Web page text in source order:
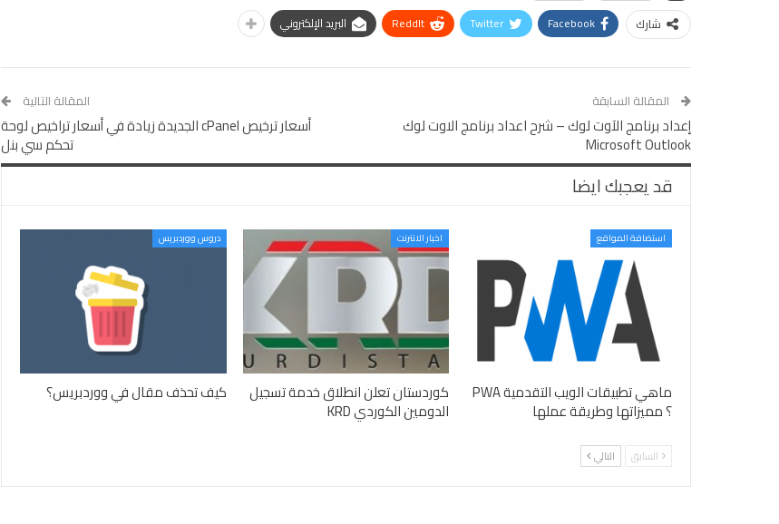
شارك Facebook
Twitter
ReddIt البريد الإلكتروني
المقالة السابقة
إعداد برنامج الآوت لوك – شرح اعداد برنامج الاوت لوك
Microsoft Outlook
المقالة التالية
أسعار ترخيص cPanel الجديدة زيادة في أسعار تراخيص لوحة
تحكم سي بنل
قد يعجبك ايضا
استضافة المواقع
ماهي تطبيقات الويب التقدمية PWA
؟ مميزاتها وطريقة عملها
اخبار الانترنت
كوردستان تعلن انطلاق خدمة تسجيل
الدومين الكوردي KRD
دروس ووردبريس
كيف تحذف مقال في ووردبريس؟
السابق التالي